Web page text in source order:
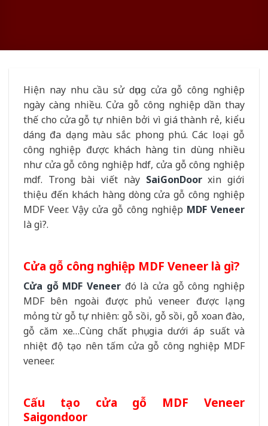
Hiện nay nhu cầu sử dụng cửa gỗ công nghiệp
ngày càng nhiều. Cửa gỗ công nghiệp dần thay
thế cho cửa gỗ tự nhiên bởi vì giá thành rẻ, kiểu
dáng đa dạng màu sắc phong phú. Các loại gỗ
công nghiệp được khách hàng tin dùng nhiều
như cửa gỗ công nghiệp hdf, cửa gỗ công nghiệp
mdf. Trong bài viết nàySaiGonDoor xin giới
thiệu đến khách hàng dòng cửa gỗ công nghiệp
MDF Veer. Vậy cửa gỗ công nghiệp MDF Veneer
là gì?.
Cửa gỗ công nghiệp MDF Veneer là gì?
Cửa gỗ MDF Veneer đó là cửa gỗ công nghiệp
MDF bên ngoài được phủ veneer được lạng
mỏng từ gỗ tự nhiên: gỗ sồi, gỗ sồi, gỗ xoan đào,
gỗ căm xe…Cùng chất phụ gia dưới áp suất và
nhiệt độ tạo nên tấm cửa gỗ công nghiệp MDF
veneer.
Cấu tạo cửa gỗ MDF Veneer
Saigondoor